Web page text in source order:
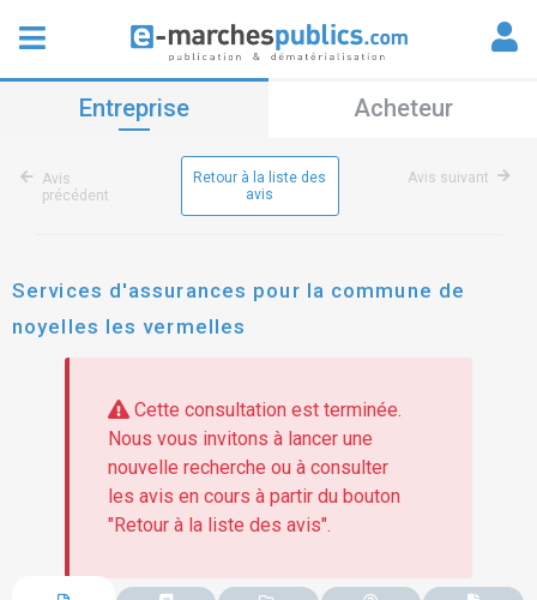
Entreprise Acheteur
Avis
précédent
Retour à la liste des
avis
Avis suivant
Services d'assurances pour la commune de
noyelles les vermelles
Cette consultation est terminée.
Nous vous invitons à lancer une
nouvelle recherche ou à consulter
les avis en cours à partir du bouton
"Retour à la liste des avis".